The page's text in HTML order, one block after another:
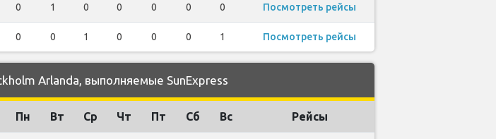
0 1 0 0 0 0 0 Посмотреть рейсы
0 0 1 0 0 0 1 Посмотреть рейсы
Arlanda, выполняемые SunExpress
Пн Вт Ср Чт Пт Сб Вс Рейсы